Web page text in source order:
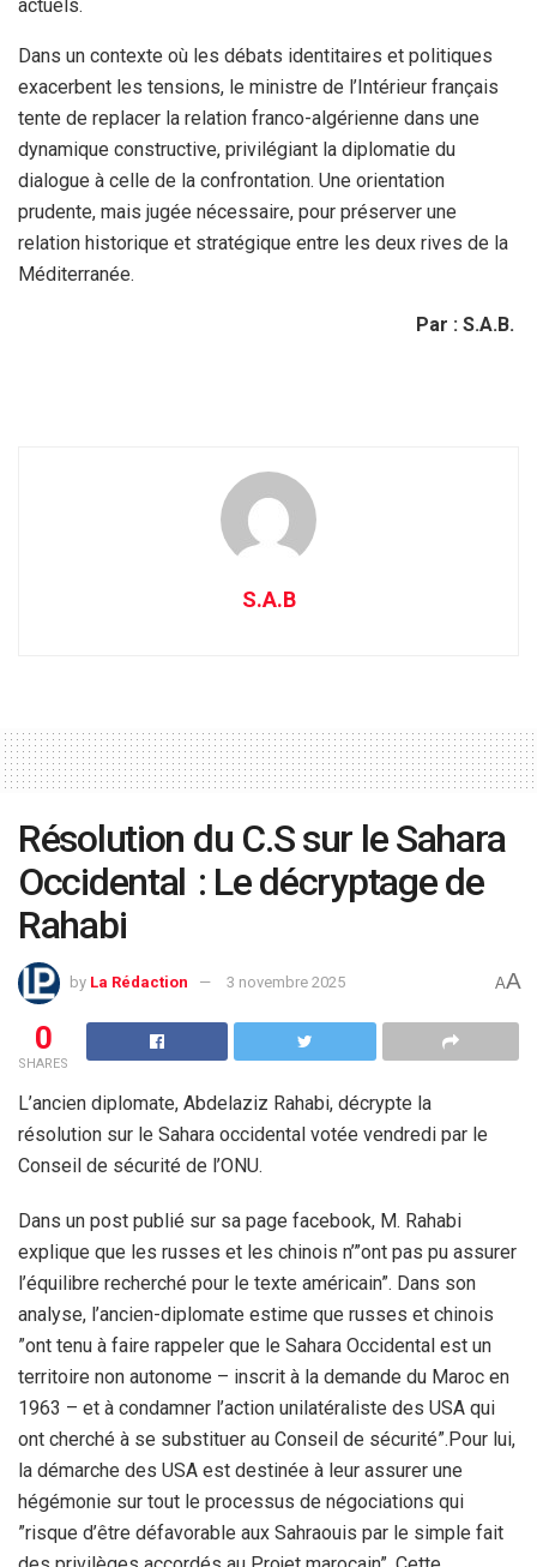
actuels.
Dans un contexte où les débats identitaires et politiques
exacerbent les tensions, le ministre de l’Intérieur français
tente de replacer la relation franco-algérienne dans une
dynamique constructive, privilégiant la diplomatie du
dialogue à celle de la confrontation. Une orientation
prudente, mais jugée nécessaire, pour préserver une
relation historique et stratégique entre les deux rives de la
Méditerranée.
Par : S.A.B.
S.A.B
Résolution du C.S sur le Sahara
Occidental : Le décryptage de
Rahabi
by La Rédaction 3 novembre 2025 AA
0
SHARES
L’ancien diplomate, Abdelaziz Rahabi, décrypte la
résolution sur le Sahara occidental votée vendredi par le
Conseil de sécurité de l’ONU.
Dans un post publié sur sa page facebook, M. Rahabi
explique que les russes et les chinois n’”ont pas pu assurer
l’équilibre recherché pour le texte américain”. Dans son
analyse, l’ancien-diplomate estime que russes et chinois
”ont tenu à faire rappeler que le Sahara Occidental est un
territoire non autonome – inscrit à la demande du Maroc en
1963 – et à condamner l’action unilatéraliste des USA qui
ont cherché à se substituer au Conseil de sécurité”.Pour lui,
la démarche des USA est destinée à leur assurer une
hégémonie sur tout le processus de négociations qui
”risque d’être défavorable aux Sahraouis par le simple fait